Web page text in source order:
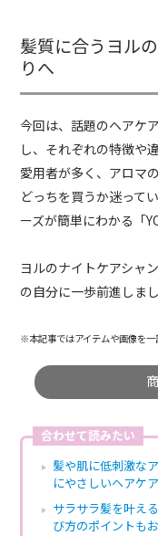
髪質に合うヨル
りへ
今回は、話題のヘアケ
し、それぞれの特徴や
愛用者が多く、アロマ
どっちを買うか迷って
ーズが簡単にわかる「
ヨルのナイトケアシャ
の自分に一歩前進しまし
※本記事ではアイテムや画像を一
合わせて読みたい
髪や肌に低刺激な
にやさしいヘアケ
サラサラ髪を叶え
び方のポイントも